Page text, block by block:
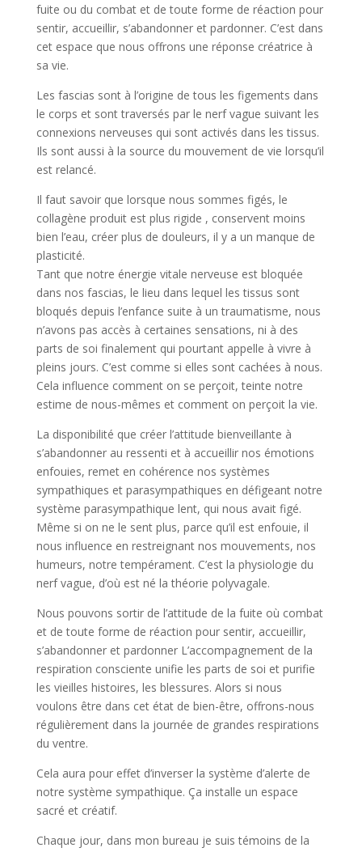
fuite ou du combat et de toute forme de réaction pour
sentir, accueillir, s’abandonner et pardonner. C’est dans
cet espace que nous offrons une réponse créatrice à
sa vie.
Les fascias sont à l’origine de tous les figements dans
le corps et sont traversés par le nerf vague suivant les
connexions nerveuses qui sont activés dans les tissus.
Ils sont aussi à la source du mouvement de vie lorsqu’il
est relancé.
Il faut savoir que lorsque nous sommes figés, le
collagène produit est plus rigide , conservent moins
bien l’eau, créer plus de douleurs, il y a un manque de
plasticité.
Tant que notre énergie vitale nerveuse est bloquée
dans nos fascias, le lieu dans lequel les tissus sont
bloqués depuis l’enfance suite à un traumatisme, nous
n’avons pas accès à certaines sensations, ni à des
parts de soi finalement qui pourtant appelle à vivre à
pleins jours. C’est comme si elles sont cachées à nous.
Cela influence comment on se perçoit, teinte notre
estime de nous-mêmes et comment on perçoit la vie.
La disponibilité que créer l’attitude bienveillante à
s’abandonner au ressenti et à accueillir nos émotions
enfouies, remet en cohérence nos systèmes
sympathiques et parasympathiques en défigeant notre
système parasympathique lent, qui nous avait figé.
Même si on ne le sent plus, parce qu’il est enfouie, il
nous influence en restreignant nos mouvements, nos
humeurs, notre tempérament. C’est la physiologie du
nerf vague, d’où est né la théorie polyvagale.
Nous pouvons sortir de l’attitude de la fuite où combat
et de toute forme de réaction pour sentir, accueillir,
s’abandonner et pardonner L’accompagnement de la
respiration consciente unifie les parts de soi et purifie
les vieilles histoires, les blessures. Alors si nous
voulons être dans cet état de bien-être, offrons-nous
régulièrement dans la journée de grandes respirations
du ventre.
Cela aura pour effet d’inverser la système d’alerte de
notre système sympathique. Ça installe un espace
sacré et créatif.
Chaque jour, dans mon bureau je suis témoins de la